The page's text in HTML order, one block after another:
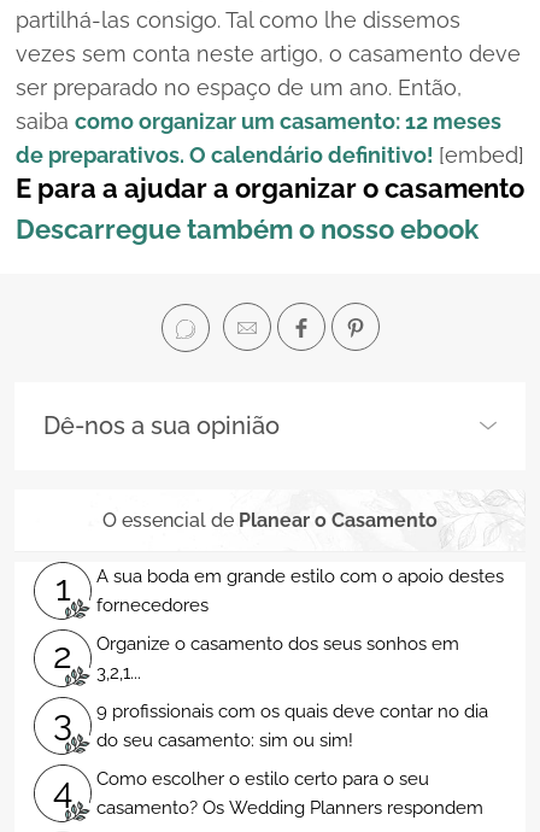
partilhá-las consigo. Tal como lhe dissemos
vezes sem conta neste artigo, o casamento deve
ser preparado no espaço de um ano. Então,
saiba como organizar um casamento: 12 meses
de preparativos. O calendário definitivo! [embed]
E para a ajudar a organizar o casamento
Descarregue também o nossoebook
Dê-nos a sua opinião
O essencial de Planear o Casamento
1
A sua boda em grande estilo com o apoio destes
fornecedores
2
Organize o casamento dos seus sonhos em
3,2,1...
3
9 profissionais com os quais deve contar no dia
do seu casamento: sim ou sim!
4
Como escolher o estilo certo para o seu
casamento? Os Wedding Planners respondem